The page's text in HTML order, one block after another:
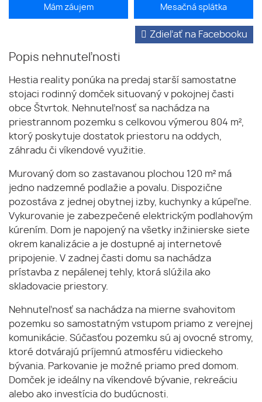
Mám záujem Mesačná splátka
Popis nehnuteľnosti
Zdieľať na Facebooku
Hestia reality ponúka na predaj starší samostatne
stojaci rodinný domček situovaný v pokojnej časti
obce Štvrtok. Nehnuteľnosť sa nachádza na
priestrannom pozemku s celkovou výmerou 804 m²,
ktorý poskytuje dostatok priestoru na oddych,
záhradu či víkendové využitie.
Murovaný dom so zastavanou plochou 120 m² má
jedno nadzemné podlažie a povalu. Dispozične
pozostáva z jednej obytnej izby, kuchynky a kúpeľne.
Vykurovanie je zabezpečené elektrickým podlahovým
kúrením. Dom je napojený na všetky inžinierske siete
okrem kanalizácie a je dostupné aj internetové
pripojenie. V zadnej časti domu sa nachádza
prístavba z nepálenej tehly, ktorá slúžila ako
skladovacie priestory.
Nehnuteľnosť sa nachádza na mierne svahovitom
pozemku so samostatným vstupom priamo z verejnej
komunikácie. Súčasťou pozemku sú aj ovocné stromy,
ktoré dotvárajú príjemnú atmosféru vidieckeho
bývania. Parkovanie je možné priamo pred domom.
Domček je ideálny na víkendové bývanie, rekreáciu
alebo ako investícia do budúcnosti.